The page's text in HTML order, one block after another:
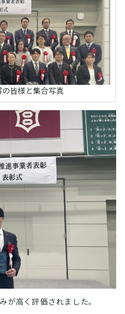
皆様と集合写真
が高く評価されました。